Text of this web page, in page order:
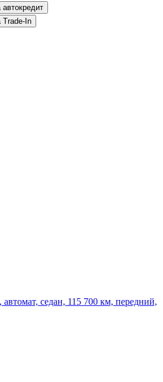
на автокредит
на Trade-In
седан, 115 700 км, передний,